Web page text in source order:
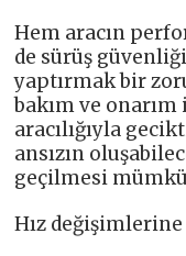
Hem aracın
de sürüş
yaptırmak bir
bakım ve
aracılığıyla
ansızın
geçilmesi
Hız